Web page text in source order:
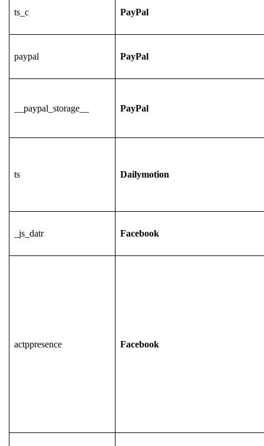
ts_c PayPal
paypal PayPal
__paypal_storage__ PayPal
ts Dailymotion
_js_datr Facebook
actppresence Facebook